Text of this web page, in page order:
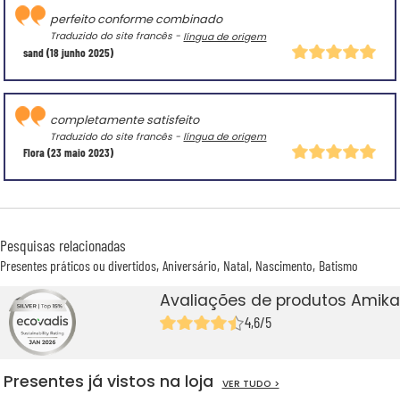
sand(18 junho 2025)
perfeito conforme combinado
Traduzido do site francês - língua de origem
Flora(23 maio 2023)
completamente satisfeito
Traduzido do site francês - língua de origem
Pesquisas relacionadas
Presentes práticos ou divertidos Aniversário Natal Nascimento Batismo
Avaliações de produtos
4,6/5
Presentes já vistos na loja VER TUDO >